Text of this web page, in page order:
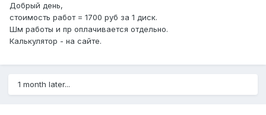
Добрый день,
стоимость работ = 1700 руб за 1 диск.
Шм работы и пр оплачивается отдельно.
Калькулятор - на сайте.
1 month later...